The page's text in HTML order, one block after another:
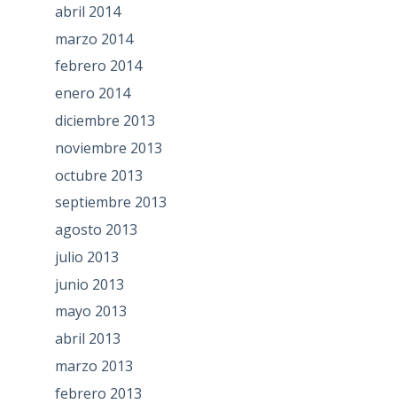
abril 2014
marzo 2014
febrero 2014
enero 2014
diciembre 2013
noviembre 2013
octubre 2013
septiembre 2013
agosto 2013
julio 2013
junio 2013
mayo 2013
abril 2013
marzo 2013
febrero 2013